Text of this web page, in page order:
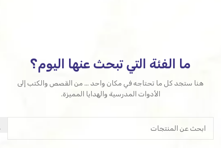
ما الفئة التي تبحث عنها اليوم؟
هنا ستجد كل ما تحتاجه في مكان واحد ... من القصص والكتب إلى
الأدوات المدرسية والهدايا المميزة.